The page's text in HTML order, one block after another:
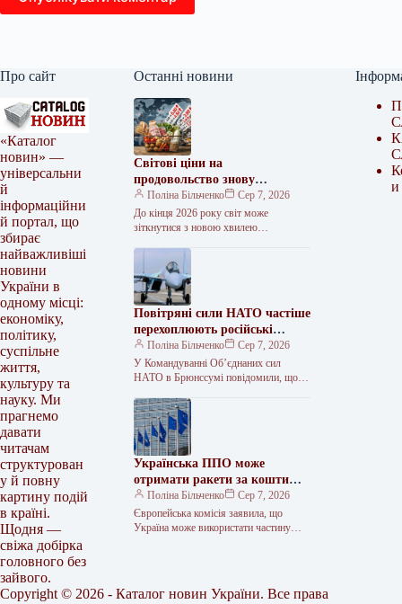
Про сайт
«Каталог
новин» —
універсальни
й
інформаційни
й портал, що
збирає
найважливіші
новини
України в
одному місці:
економіку,
політику,
суспільне
життя,
культуру та
науку. Ми
прагнемо
давати
читачам
структурован
у й повну
картину подій
в країні.
Щодня —
свіжа добірка
головного без
зайвого.
Останні новини
Світові ціни на
продовольство знову
потягнуться вгору – FAO
Поліна Більченко
Сер 7, 2026
До кінця 2026 року світ може
зіткнутися з новою хвилею
Повітряні сили НАТО частіше
перехоплюють російські
літаки
Поліна Більченко
Сер 7, 2026
У Командуванні Об’єднаних сил
НАТО в Брюнссумі повідомили, що
Альянсу для перехоплення російських
військових літаків біля східного…
Українська ППО може
отримати ракети за кошти
кредиту ЄС
Поліна Більченко
Сер 7, 2026
Європейська комісія заявила, що
Україна може використати частину
и
Copyright © 2026 - Каталог новин України. Все права